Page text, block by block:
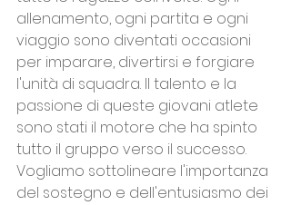
allenamento, ogni partita e ogni
viaggio sono diventati occasioni
per imparare, divertirsi e forgiare
l'unità di squadra. Il talento e la
passione di queste giovani atlete
sono stati il motore che ha spinto
tutto il gruppo verso il successo.
Vogliamo sottolineare l'importanza
del sostegno e dell'entusiasmo dei